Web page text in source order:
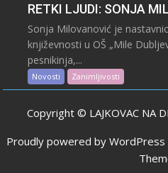
RETKI LJUDI: SONJA
Sonja Milovanović je
književnosti u OŠ „Mile
pesnikinja,...
Novosti Zanimljivosti
Copyright © LAJKOVAC NA
Proudly powered by WordPress